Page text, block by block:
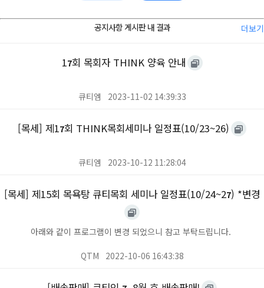
공지사항 게시판 내 결과 더보기
17회 목회자 THINK 양육 안내
큐티엠 2023-11-02 14:39:33
[목세] 제17회 THINK목회세미나 일정표(10/23~26)
큐티엠 2023-10-12 11:28:04
[목세] 제15회 목욕탕 큐티목회 세미나 일정표(10/24~27) *변경
아래와 같이 프로그램이 변경 되었으니 참고 부탁드립니다.
QTM 2022-10-06 16:43:38